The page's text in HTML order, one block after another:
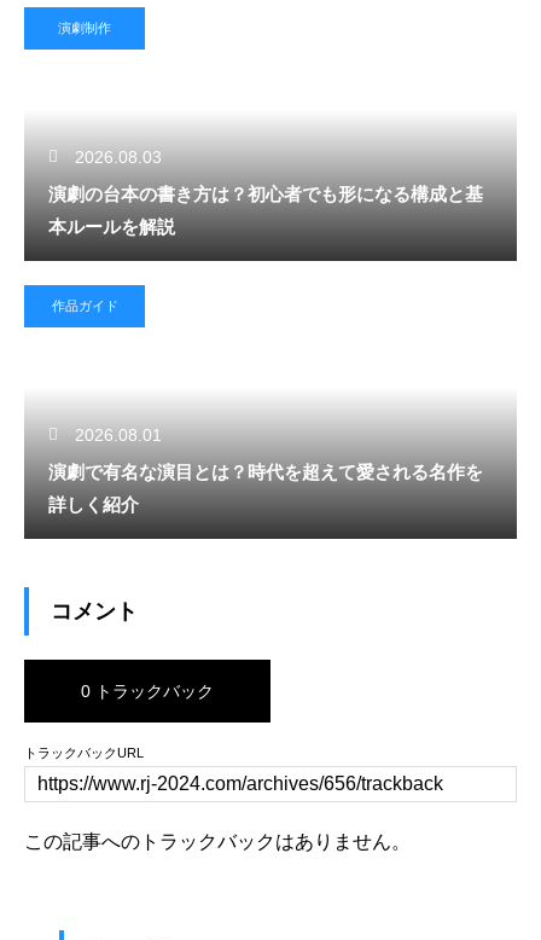
演劇制作
2026.08.03
演劇の台本の書き方は？初心者でも形になる構成と基
本ルールを解説
作品ガイド
2026.08.01
演劇で有名な演目とは？時代を超えて愛される名作を
詳しく紹介
コメント
0 トラックバック
トラックバックURL
この記事へのトラックバックはありません。